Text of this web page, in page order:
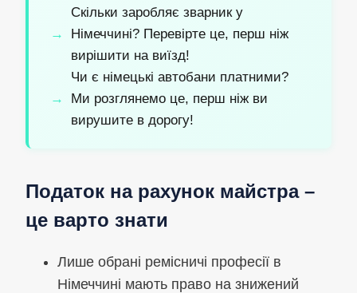
Скільки заробляє зварник у
Німеччині? Перевірте це, перш ніж
вирішити на виїзд!
Чи є німецькі автобани платними?
Ми розглянемо це, перш ніж ви
вирушите в дорогу!
Податок на рахунок майстра –
це варто знати
Лише обрані ремісничі професії в
Німеччині мають право на знижений